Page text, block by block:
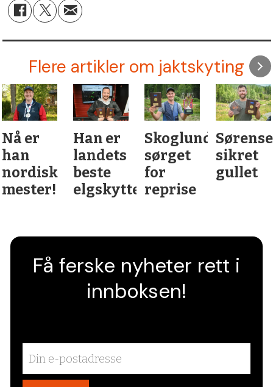
Flere artikler om jaktskyting
Nå er
han
nordisk
mester!
Han er
landets
beste
elgskytter
Skoglund
sørget
for
reprise
sikret
gullet
Få ferske nyheter rett i
innboksen!